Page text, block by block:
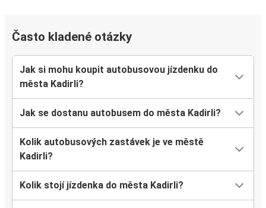
Často kladené otázky
Jak si mohu koupit autobusovou jízdenku do
města Kadirli?
Jak se dostanu autobusem do města Kadirli?
Kolik autobusových zastávek je ve městě
Kadirli?
Kolik stojí jízdenka do města Kadirli?